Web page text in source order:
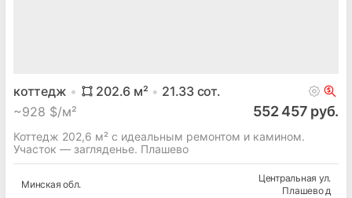
коттедж 202.6 м² 21.33сот.
~928 $/м² 552 457 руб.
Коттедж 202,6 м² с идеальным ремонтом и камином.
Участок — загляденье. Плашево
Минская обл.
Центральная ул.
Плашево д